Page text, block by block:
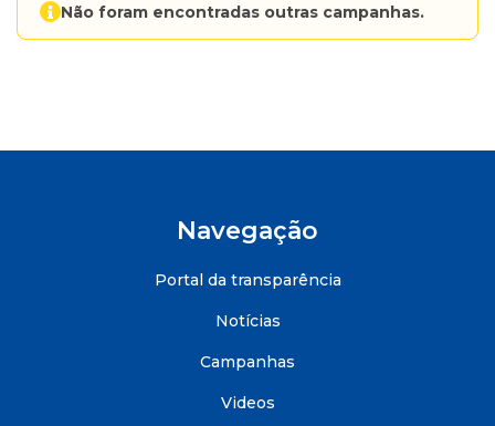
Não foram encontradas outras campanhas.
Navegação
Portal da transparência
Notícias
Campanhas
Videos